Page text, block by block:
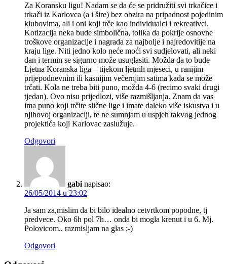
Za Koransku ligu! Nadam se da će se pridružiti svi trkačice i
trkači iz Karlovca (a i šire) bez obzira na pripadnost pojedinim
klubovima, ali i oni koji trče kao individualci i rekreativci.
Kotizacija neka bude simbolična, tolika da pokrije osnovne
troškove organizacije i nagrada za najbolje i najredovitije na
kraju lige. Niti jedno kolo neće moći svi sudjelovati, ali neki
dan i termin se sigurno može usuglasiti. Možda da to bude
Ljetna Koranska liga – tijekom ljetnih mjeseci, u ranijim
prijepodnevnim ili kasnijim večernjim satima kada se može
trčati. Kola ne treba biti puno, možda 4-6 (recimo svaki drugi
tjedan). Ovo nisu prijedlozi, više razmišljanja. Znam da vas
ima puno koji trčite slične lige i imate daleko više iskustva i u
njihovoj organizaciji, te ne sumnjam u uspjeh takvog jednog
projektića koji Karlovac zaslužuje.
Odgovori
gabi napisao:
26/05/2014 u 23:02
Ja sam za,mislim da bi bilo idealno cetvrtkom popodne, tj
predvece. Oko 6h pol 7h… onda bi mogla krenut i u 6. Mj.
Polovicom.. razmisljam na glas ;-)
Odgovori